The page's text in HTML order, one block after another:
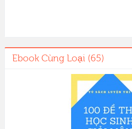
Ebook Cùng Loại (65)